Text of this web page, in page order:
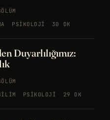
PSIKOLOJI 30 DK
Duyarlılığımız:
PSIKOLOJI 29 DK